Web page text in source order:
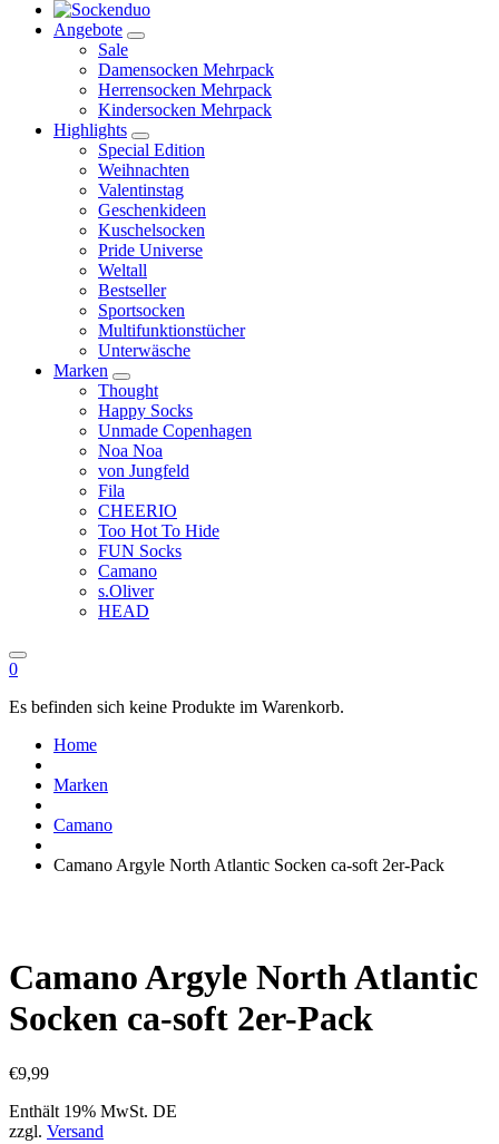
Angebote
Sale
Damensocken Mehrpack
Herrensocken Mehrpack
Kindersocken Mehrpack
Highlights
Special Edition
Weihnachten
Valentinstag
Geschenkideen
Kuschelsocken
Pride Universe
Weltall
Bestseller
Sportsocken
Multifunktionstücher
Unterwäsche
Marken
Thought
Happy Socks
Unmade Copenhagen
Noa Noa
von Jungfeld
Fila
CHEERIO
Too Hot To Hide
FUN Socks
Camano
s.Oliver
HEAD
0
Es befinden sich keine Produkte im Warenkorb.
Home
Marken
Camano
Camano Argyle North Atlantic Socken ca-soft 2er-Pack
Camano Argyle North Atlantic
Socken ca-soft 2er-Pack
€9,99
Enthält 19% MwSt. DE
zzgl. Versand